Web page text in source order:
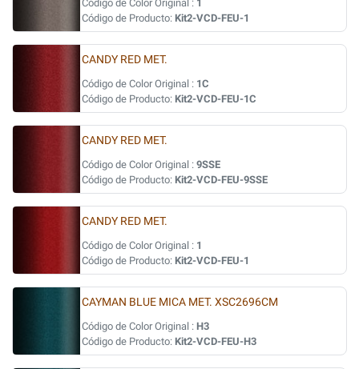
Código de Color Original : 1
Código de Producto: Kit2-VCD-FEU-1
CANDY RED MET.
Código de Color Original : 1C
Código de Producto: Kit2-VCD-FEU-1C
CANDY RED MET.
Código de Color Original : 9SSE
Código de Producto: Kit2-VCD-FEU-9SSE
CANDY RED MET.
Código de Color Original : 1
Código de Producto: Kit2-VCD-FEU-1
CAYMAN BLUE MICA MET. XSC2696CM
Código de Color Original : H3
Código de Producto: Kit2-VCD-FEU-H3